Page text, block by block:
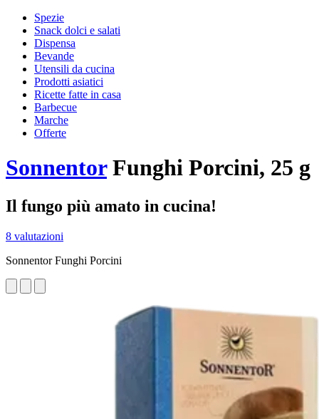
Spezie
Snack dolci e salati
Dispensa
Bevande
Utensili da cucina
Prodotti asiatici
Ricette fatte in casa
Barbecue
Marche
Offerte
SonnentorFunghi Porcini, 25 g
Il fungo più amato in cucina!
8 valutazioni
Sonnentor Funghi Porcini